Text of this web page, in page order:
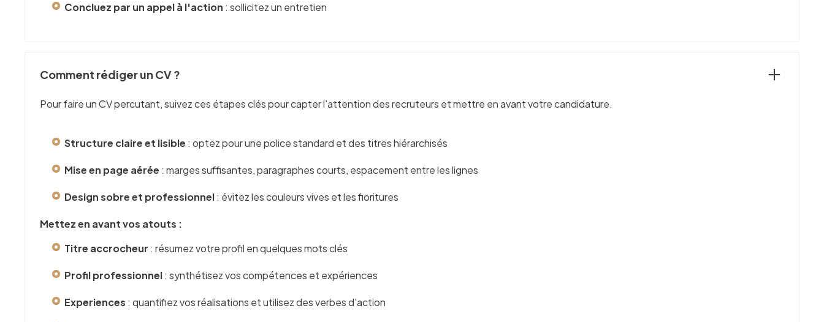
Concluez par un appel à l'action : sollicitez un entretien
Comment rédiger un CV ?
Pour faire un CV percutant, suivez ces étapes clés pour capter l'attention des recruteurs et mettre en avant votre candidature.
Structure claire et lisible : optez pour une police standard et des titres hiérarchisés
Mise en page aérée : marges suffisantes, paragraphes courts, espacement entre les lignes
Design sobre et professionnel: évitez les couleurs vives et les fioritures
Mettez en avant vos atouts :
Titre accrocheur : résumez votre profil en quelques mots clés
Profil professionnel: synthétisez vos compétences et expériences
Experiences : quantifiez vos réalisations et utilisez des verbes d'action